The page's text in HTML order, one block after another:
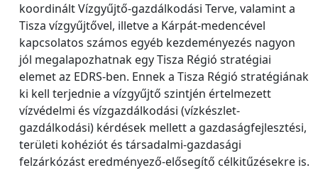
koordinált Vízgyűjtő-gazdálkodási Terve, valamint a
Tisza vízgyűjtővel, illetve a Kárpát-medencével
kapcsolatos számos egyéb kezdeményezés nagyon
jól megalapozhatnak egy Tisza Régió stratégiai
elemet az EDRS-ben. Ennek a Tisza Régió stratégiának
ki kell terjednie a vízgyűjtő szintjén értelmezett
vízvédelmi és vízgazdálkodási (vízkészlet-
gazdálkodási) kérdések mellett a gazdaságfejlesztési,
területi kohéziót és társadalmi-gazdasági
felzárkózást eredményező-elősegítő célkitűzésekre is.